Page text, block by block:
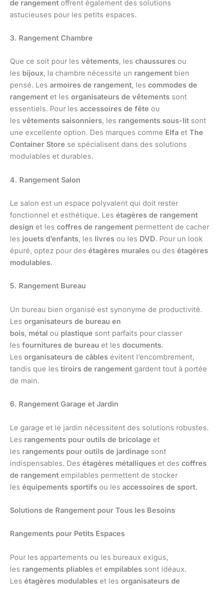
de rangement offrent également des solutions
astucieuses pour les petits espaces.
3. Rangement Chambre
Que ce soit pour les vêtements, les chaussures ou
les bijoux, la chambre nécessite un rangement bien
pensé. Les armoires de rangement, les commodes de
rangement et les organisateurs de vêtements sont
essentiels. Pour les accessoires de fête ou
les vêtements saisonniers, les rangements sous-lit sont
une excellente option. Des marques comme Elfa et The
Container Store se spécialisent dans des solutions
modulables et durables.
4. Rangement Salon
Le salon est un espace polyvalent qui doit rester
fonctionnel et esthétique. Les étagères de rangement
design et les coffres de rangement permettent de cacher
les jouets d’enfants, les livres ou les DVD. Pour un look
épuré, optez pour des étagères murales ou des étagères
modulables.
5. Rangement Bureau
Un bureau bien organisé est synonyme de productivité.
Les organisateurs de bureau en
bois, métal ou plastique sont parfaits pour classer
les fournitures de bureau et les documents.
Les organisateurs de câbles évitent l’encombrement,
tandis que les tiroirs de rangement gardent tout à portée
de main.
6. Rangement Garage et Jardin
Le garage et le jardin nécessitent des solutions robustes.
Les rangements pour outils de bricolage et
les rangements pour outils de jardinage sont
indispensables. Des étagères métalliques et des coffres
de rangement empilables permettent de stocker
les équipements sportifs ou les accessoires de sport.
Solutions de Rangement pour Tous les Besoins
Rangements pour Petits Espaces
Pour les appartements ou les bureaux exigus,
les rangements pliables et empilables sont idéaux.
Les étagères modulables et les organisateurs de